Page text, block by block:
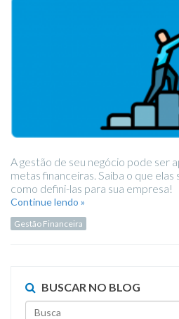
A gestão de seu negócio pode ser
metas financeiras. Saiba o que
como defini-las para sua empresa!
Continue lendo »
Gestão Financeira
BUSCAR NO BLOG